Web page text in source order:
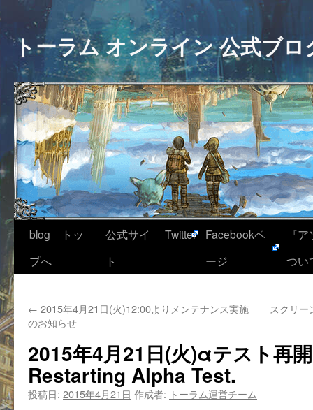
トーラム オンライン 公式ブロ
blog トッ
プへ
公式サイ
ト
Twitter
Facebookペ
ージ
『
つい
← 2015年4月21日(火)12:00よりメンテナンス実施
のお知らせ
スクリ
2015年4月21日(火)αテスト再
Restarting Alpha Test.
投稿日: 2015年4月21日 作成者: トーラム運営チーム